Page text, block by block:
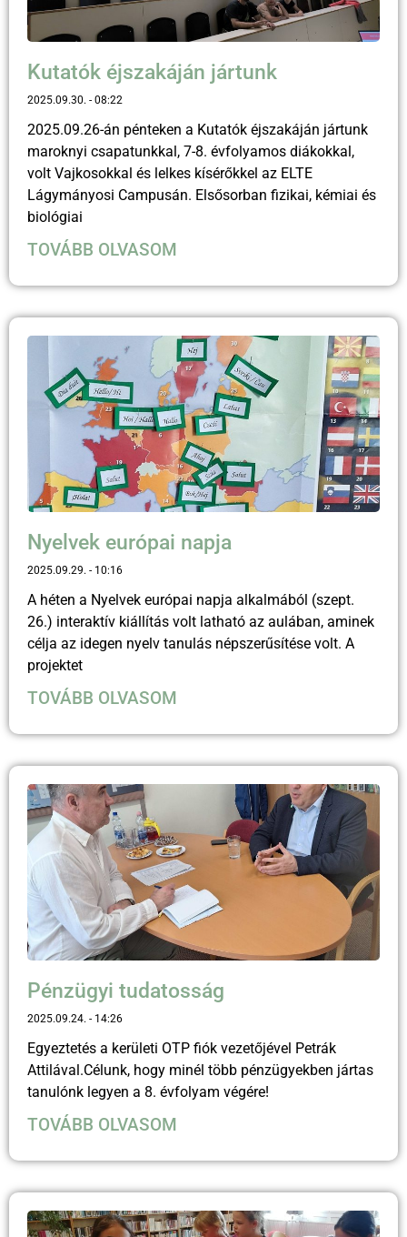
Kutatók éjszakáján jártunk
2025.09.30. 08:22
2025.09.26-án pénteken a Kutatók éjszakáján jártunk
maroknyi csapatunkkal, 7-8. évfolyamos diákokkal,
volt Vajkosokkal és lelkes kísérőkkel az ELTE
Lágymányosi Campusán. Elsősorban fizikai, kémiai és
biológiai
TOVÁBB OLVASOM
Nyelvek európai napja
2025.09.29. 10:16
A héten a Nyelvek európai napja alkalmából (szept.
26.) interaktív kiállítás volt latható az aulában, aminek
célja az idegen nyelv tanulás népszerűsítése volt. A
projektet
TOVÁBB OLVASOM
Pénzügyi tudatosság
2025.09.24. 14:26
Egyeztetés a kerületi OTP fiók vezetőjével Petrák
Attilával.Célunk, hogy minél több pénzügyekben jártas
tanulónk legyen a 8. évfolyam végére!
TOVÁBB OLVASOM